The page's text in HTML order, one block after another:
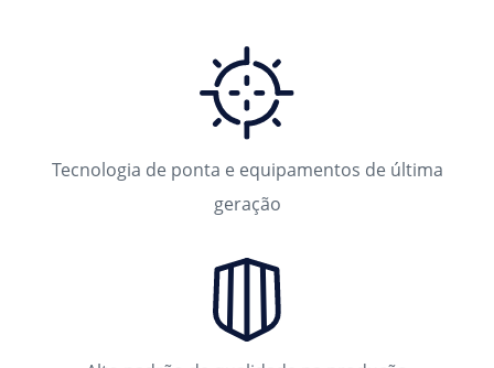
Tecnologia de ponta e equipamentos de última
geração